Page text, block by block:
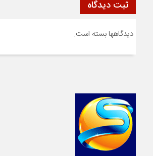
ثبت دیدگاه
دیدگاهها بسته است.